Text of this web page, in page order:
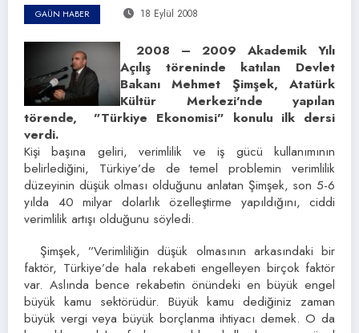
GAÜN HABER 18 Eylül 2008
2008 – 2009 Akademik Yılı
Açılış töreninde katılan Devlet
Bakanı Mehmet Şimşek, Atatürk
Kültür Merkezi’nde yapılan
törende, ”Türkiye Ekonomisi” konulu ilk dersi
verdi.
Kişi başına geliri, verimlilik ve iş gücü kullanımının
belirlediğini, Türkiye’de de temel problemin verimlilik
düzeyinin düşük olması olduğunu anlatan Şimşek, son 5-6
yılda 40 milyar dolarlık özelleştirme yapıldığını, ciddi
verimlilik artışı olduğunu söyledi.
Şimşek, ”Verimliliğin düşük olmasının arkasındaki bir
faktör, Türkiye’de hala rekabeti engelleyen birçok faktör
var. Aslında bence rekabetin önündeki en büyük engel
büyük kamu sektörüdür. Büyük kamu dediğiniz zaman
büyük vergi veya büyük borçlanma ihtiyacı demek. O da